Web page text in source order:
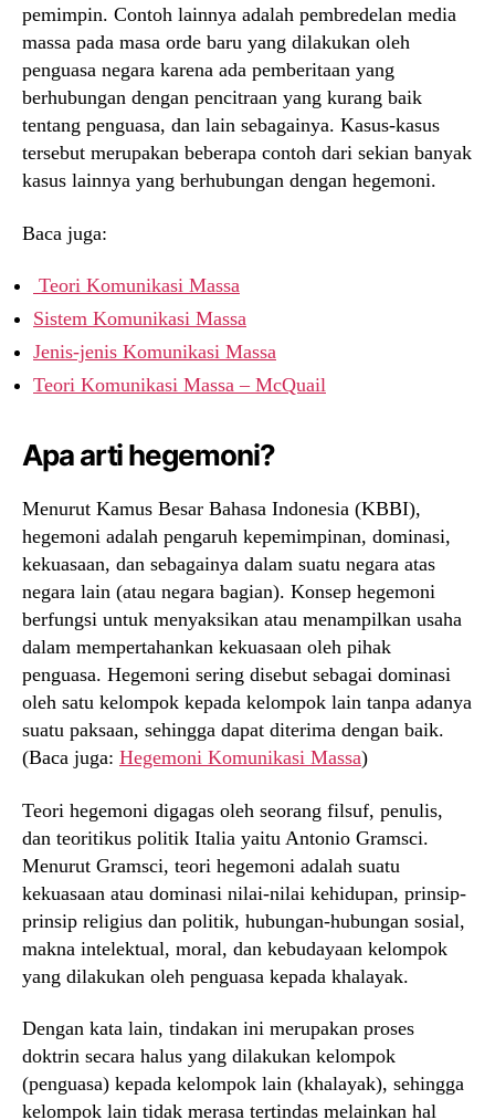
pemimpin. Contoh lainnya adalah pembredelan media
massa pada masa orde baru yang dilakukan oleh
penguasa negara karena ada pemberitaan yang
berhubungan dengan pencitraan yang kurang baik
tentang penguasa, dan lain sebagainya. Kasus-kasus
tersebut merupakan beberapa contoh dari sekian banyak
kasus lainnya yang berhubungan dengan hegemoni.
Baca juga:
Teori Komunikasi Massa
Sistem Komunikasi Massa
Jenis-jenis Komunikasi Massa
Teori Komunikasi Massa – McQuail
Apa arti hegemoni?
Menurut Kamus Besar Bahasa Indonesia (KBBI),
hegemoni adalah pengaruh kepemimpinan, dominasi,
kekuasaan, dan sebagainya dalam suatu negara atas
negara lain (atau negara bagian). Konsep hegemoni
berfungsi untuk menyaksikan atau menampilkan usaha
dalam mempertahankan kekuasaan oleh pihak
penguasa. Hegemoni sering disebut sebagai dominasi
oleh satu kelompok kepada kelompok lain tanpa adanya
suatu paksaan, sehingga dapat diterima dengan baik.
(Baca juga: Hegemoni Komunikasi Massa)
Teori hegemoni digagas oleh seorang filsuf, penulis,
dan teoritikus politik Italia yaitu Antonio Gramsci.
Menurut Gramsci, teori hegemoni adalah suatu
kekuasaan atau dominasi nilai-nilai kehidupan, prinsip-
prinsip religius dan politik, hubungan-hubungan sosial,
makna intelektual, moral, dan kebudayaan kelompok
yang dilakukan oleh penguasa kepada khalayak.
Dengan kata lain, tindakan ini merupakan proses
doktrin secara halus yang dilakukan kelompok
(penguasa) kepada kelompok lain (khalayak), sehingga
kelompok lain tidak merasa tertindas melainkan hal